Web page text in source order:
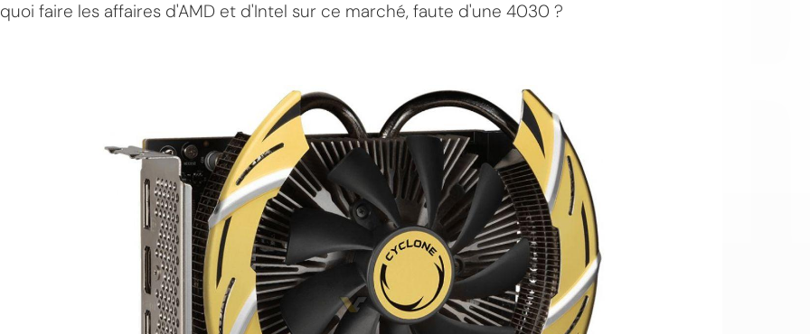
quoi faire les affaires d'AMD et d'Intel sur ce marché, faute d'une 4030 ?